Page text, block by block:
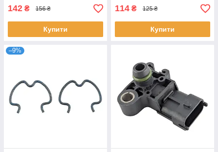
142 ₴ 156 ₴
Купити
114 ₴ 125 ₴
Купити
–9%